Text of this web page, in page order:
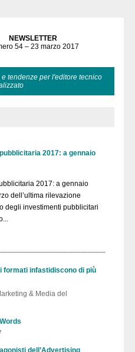
NEWSLETTER
54 – 23 marzo 2017
tendenze per l'editore tecnico
2017: a gennaio
2017: a gennaio
dell’ultima rilevazione
degli investimenti pubblicitari
formati infastidiscono di più
& Media del
dell’Advertising